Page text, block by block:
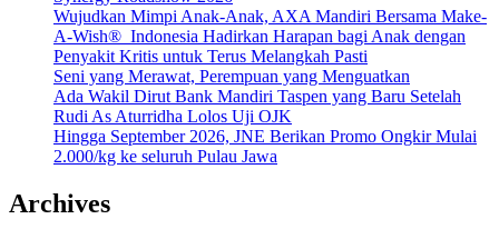
Wujudkan Mimpi Anak-Anak, AXA Mandiri Bersama Make-
A-Wish® Indonesia Hadirkan Harapan bagi Anak dengan
Penyakit Kritis untuk Terus Melangkah Pasti
Seni yang Merawat, Perempuan yang Menguatkan
Ada Wakil Dirut Bank Mandiri Taspen yang Baru Setelah
Rudi As Aturridha Lolos Uji OJK
Hingga September 2026, JNE Berikan Promo Ongkir Mulai
2.000/kg ke seluruh Pulau Jawa
Archives